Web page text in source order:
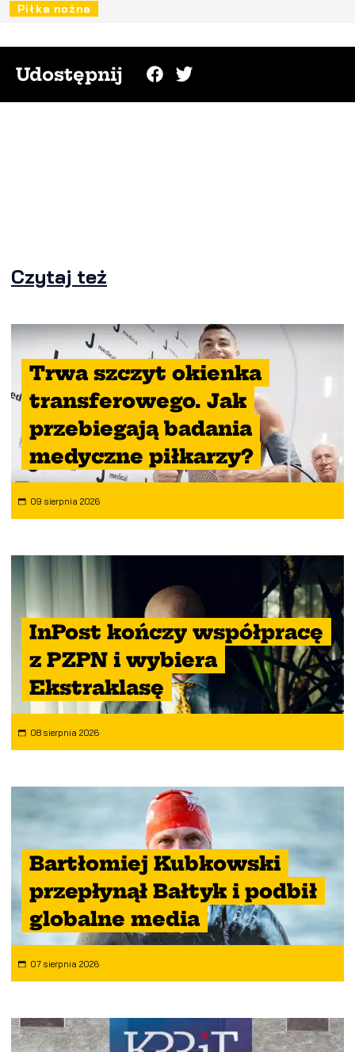
Piłka nożna
Udostępnij
Czytaj też
Trwa szczyt okienka
transferowego. Jak
przebiegają badania
medyczne piłkarzy?
09 sierpnia 2026
InPost kończy współpracę
z PZPN i wybiera
Ekstraklasę
08 sierpnia 2026
Bartłomiej Kubkowski
przepłynął Bałtyk i podbił
globalne media
07 sierpnia 2026